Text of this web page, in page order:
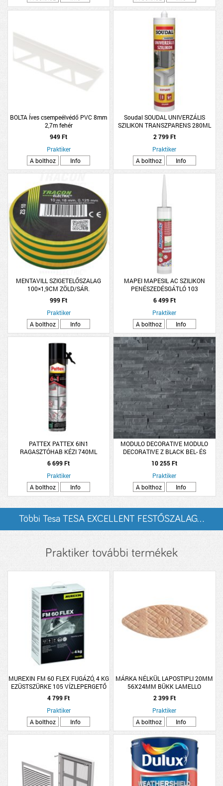
BOLTA Íves csempeélvédő PVC 8mm
2,7m fehér
949 Ft
Praktiker
A bolthoz
Info
Soudal SOUDAL UNIVERZÁLIS
SZILIKON TRANSZPARENS 280ML
2 799 Ft
Praktiker
A bolthoz
Info
MENTAVILL SZIGETELŐSZALAG
100×1,9CM ZÖLD/SÁR.
999 Ft
Praktiker
A bolthoz
Info
MAPEI MAPESIL AC SZILIKON
PENÉSZEDÉSGÁTLÓ 103
HOLDFEHÉR 310ML
6 499 Ft
Praktiker
A bolthoz
Info
PATTEX PATTEX 6IN1
RAGASZTÓHAB KÉZI 740ML
6 699 Ft
Praktiker
A bolthoz
Info
MODULO DECORATIVE MODULO
DECORATIVE Z BLACK BEL- ÉS
KÜLTÉRI FALBURKOLÓ TERMÉSKŐ
FEKETE 0,54 M2/CSOMAG
10 255 Ft
Praktiker
A bolthoz
Info
Többi Tesa TESA EXCELLENT FESTŐSZALAG...
Praktiker további termékek
MUREXIN FM 60 FLEX FUGÁZÓ, 4 KG
EZÜSTSZÜRKE 105 VÍZLEPERGETŐ
4 799 Ft
Praktiker
A bolthoz
Info
MÁRKA NÉLKÜL LAPOSTIPLI 20MM
56X24MM BÜKK LAMELLO
50DB/CSOMAG
2 399 Ft
Praktiker
A bolthoz
Info